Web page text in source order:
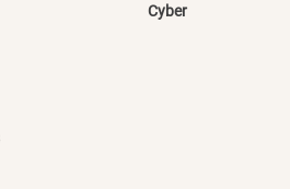
COMENTARIO
Cyber